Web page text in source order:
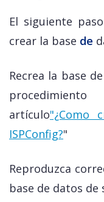
El siguiente
crear la base de
Recrea la base
artículo"¿Como
ISPConfig?"
Reproduzca
base de datos de